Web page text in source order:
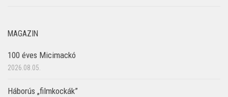
MAGAZIN
100 éves Micimackó
2026.08.05.
Háborús „filmkockák”